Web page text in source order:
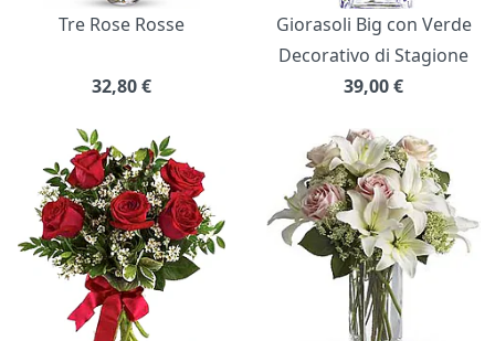
Tre Rose Rosse
32,80€
Giorasoli Big con Verde
Decorativo di Stagione
39,00€